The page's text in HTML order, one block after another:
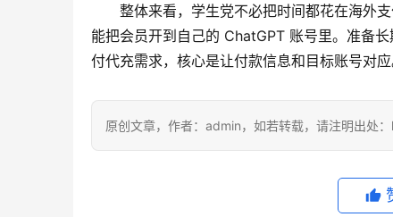
整体来看，学生党不必把时间都花在海外
能把会员开到自己的 ChatGPT 账号里。准备
付代充需求，核心是让付款信息和目标账号对应
原创文章，作者：admin，如若转载，请注明出